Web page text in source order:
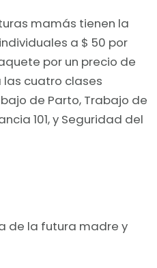
mamás tienen la
a $ 50 por
por un precio de
las cuatro clases
de Parto, Trabajo de
101, y Seguridad del
de la futura madre y